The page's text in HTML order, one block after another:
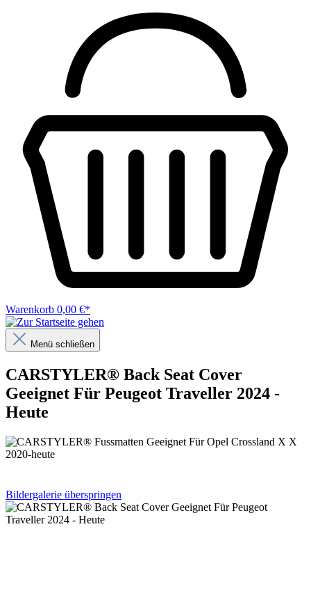
Warenkorb 0,00 €*
Menü schließen
CARSTYLER® Back Seat Cover
Geeignet Für Peugeot Traveller 2024 -
Heute
Bildergalerie überspringen